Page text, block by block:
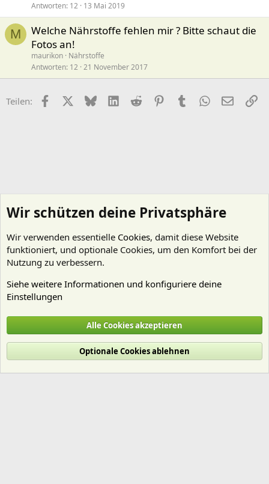
Antworten 12 13 Mai 2019
M
Welche Nährstoffe fehlen mir ? Bitte schaut die
Fotos an!
maurikon Nährstoffe
Antworten 12 21 November 2017
Teilen: FacebookX (Twitter)
BlueskyLinkedIn
Reddit PinterestTumblr WhatsApp
E-Mail
Cookies
Deutsch (Du)
Nutzungsbedingungen
Datenschutz Hilfe und Impressum
R
Wir schützen deine Privatsphäre
Wir verwenden essentielle Cookies, damit diese Website
funktioniert, und optionale Cookies, um den Komfort bei der
Nutzung zu verbessern.
Siehe weitere Informationen und konfiguriere deine
Einstellungen
Alle Cookies akzeptieren
Optionale Cookies ablehnen